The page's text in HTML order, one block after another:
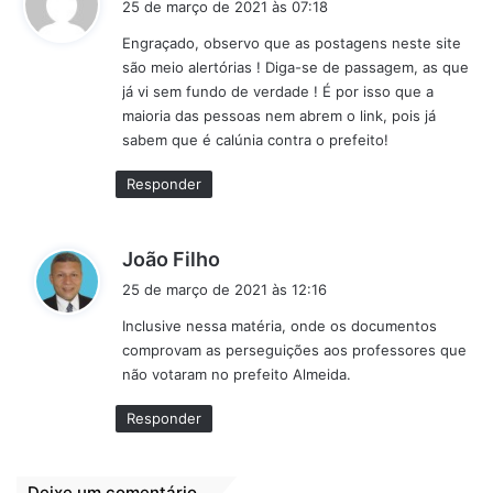
s
e
:
25 de março de 2021 às 07:18
Engraçado, observo que as postagens neste site
são meio alertórias ! Diga-se de passagem, as que
já vi sem fundo de verdade ! É por isso que a
maioria das pessoas nem abrem o link, pois já
sabem que é calúnia contra o prefeito!
Responder
João Filho
s
e
:
25 de março de 2021 às 12:16
Inclusive nessa matéria, onde os documentos
comprovam as perseguições aos professores que
não votaram no prefeito Almeida.
Responder